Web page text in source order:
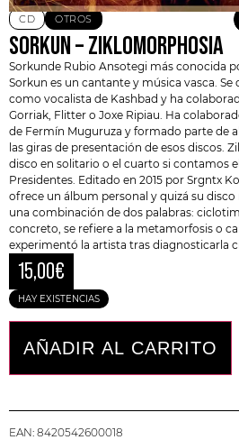
CD OTROS
SORKUN – ZIKLOMORPHOSIA
Sorkunde Rubio Ansotegi más conocida
Sorkun es un cantante y música vasca. Se
como vocalista de Kashbad y ha
Gorriak , Flitter o Joxe Ripiau. Ha
de Fermín Muguruza y formado parte de
las giras de presentación de esos discos.
disco en solitario o el cuarto si contamos
Presidentes. Editado en 2015 por Srgntx
ofrece un álbum personal y quizá su
una combinación de dos palabras:
concreto, se refiere a la metamorfosis o
experimentó la artista tras diagnosticarla
15,00€
HAY EXISTENCIAS
AÑADIR AL CARRITO
EAN: 8420542600018